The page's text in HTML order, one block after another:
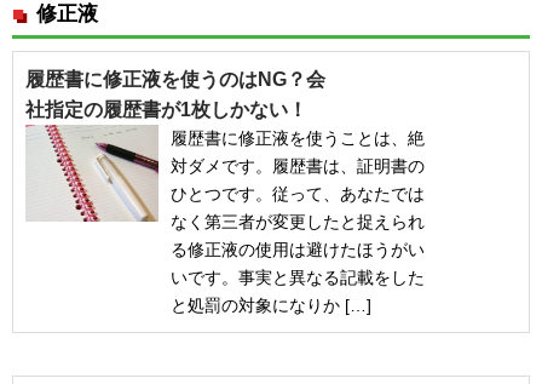
修正液
履歴書に修正液を使うのはNG？会
社指定の履歴書が1枚しかない！
履歴書に修正液を使うことは、絶
対ダメです。履歴書は、証明書の
ひとつです。従って、あなたでは
なく第三者が変更したと捉えられ
る修正液の使用は避けたほうがい
いです。事実と異なる記載をした
と処罰の対象になりか […]